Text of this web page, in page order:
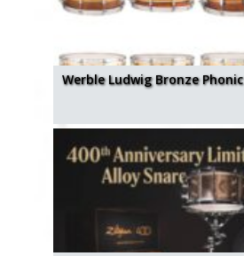
Werble Ludwig Bronze Phonic